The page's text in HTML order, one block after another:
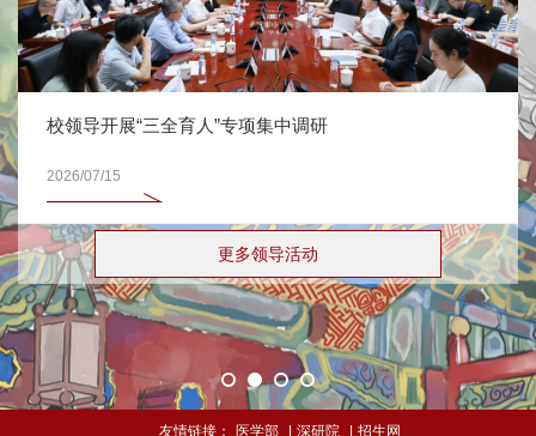
校领导开展“三全育人”专项集中调研
2026/07/15
更多领导活动
友情链接： 医学部 | 深研院 | 招生网